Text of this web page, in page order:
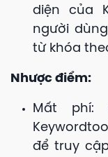
diện của
người
từ khóa
Nhược điểm:
Mất phí:
để truy